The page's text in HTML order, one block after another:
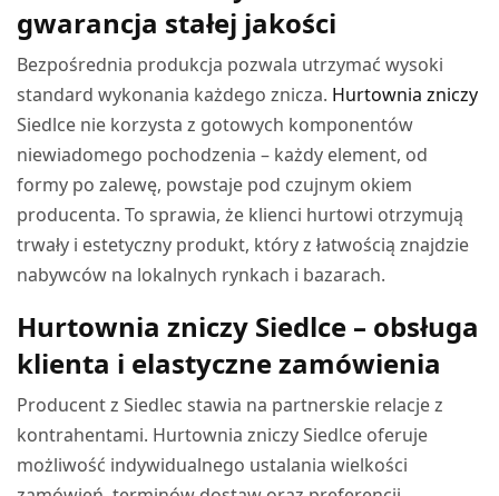
gwarancja stałej jakości
Bezpośrednia produkcja pozwala utrzymać wysoki
standard wykonania każdego znicza. Hurtownia zniczy
Siedlce nie korzysta z gotowych komponentów
niewiadomego pochodzenia – każdy element, od
formy po zalewę, powstaje pod czujnym okiem
producenta. To sprawia, że klienci hurtowi otrzymują
trwały i estetyczny produkt, który z łatwością znajdzie
nabywców na lokalnych rynkach i bazarach.
Hurtownia zniczy Siedlce – obsługa
klienta i elastyczne zamówienia
Producent z Siedlec stawia na partnerskie relacje z
kontrahentami. Hurtownia zniczy Siedlce oferuje
możliwość indywidualnego ustalania wielkości